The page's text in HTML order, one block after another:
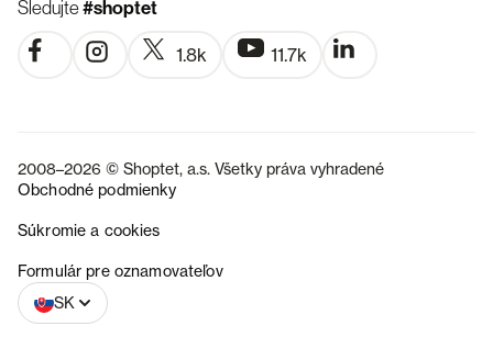
Sledujte#shoptet
1.8k 11.7k
2008–2026 © Shoptet, a.s. Všetky práva vyhradené
Obchodné podmienky
Súkromie a cookies
Formulár pre oznamovateľov
SK